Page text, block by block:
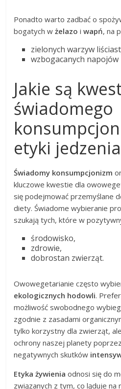
Ponadto warto zadbać o
bogatych wżelazo iwapń, na
zielonych warzyw
wzbogacanych napojów
Jakie są
świadomego
etyki
Świadomy konsumpcjonizm
kluczowe kwestie dla
się podejmować przemyślane
diety. Świadome wybieranie
szukają tych, które w
środowisko,
zdrowie,
dobrostan zwierząt.
Owowegetarianie często
ekologicznych hodowli.
możliwość swobodnego
zgodnie z zasadami
tylko korzystny dla zwierząt,
ochrony naszej planety
negatywnych skutków
Etyka żywienia odnosi się do
związanych z tym, co ląduje na